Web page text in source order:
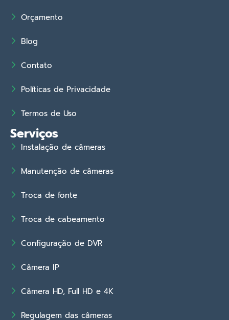
Orçamento
Blog
Contato
Políticas de Privacidade
Termos de Uso
Serviços
Instalação de câmeras
Manutenção de câmeras
Troca de fonte
Troca de cabeamento
Configuração de DVR
Câmera IP
Câmera HD, Full HD e 4K
Regulagem das câmeras